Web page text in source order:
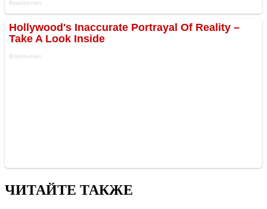
ЧИТАЙТЕ ТАКЖЕ